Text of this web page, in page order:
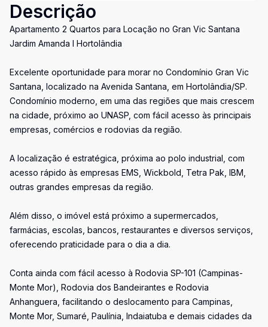
Descrição
Apartamento 2 Quartos para Locação no Gran Vic Santana
Jardim Amanda I Hortolândia
Excelente oportunidade para morar no Condomínio Gran Vic
Santana, localizado na Avenida Santana, em Hortolândia/SP.
Condomínio moderno, em uma das regiões que mais crescem
na cidade, próximo ao UNASP, com fácil acesso às principais
empresas, comércios e rodovias da região.
A localização é estratégica, próxima ao polo industrial, com
acesso rápido às empresas EMS, Wickbold, Tetra Pak, IBM,
outras grandes empresas da região.
Além disso, o imóvel está próximo a supermercados,
farmácias, escolas, bancos, restaurantes e diversos serviços,
oferecendo praticidade para o dia a dia.
Conta ainda com fácil acesso à Rodovia SP-101 (Campinas-
Monte Mor), Rodovia dos Bandeirantes e Rodovia
Anhanguera, facilitando o deslocamento para Campinas,
Monte Mor, Sumaré, Paulínia, Indaiatuba e demais cidades da